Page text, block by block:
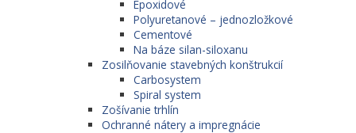
Epoxidové
Polyuretanové – jednozložkové
Cementové
Na báze silan-siloxanu
Zosilňovanie stavebných konštrukcií
Carbosystem
Spiral system
Zošívanie trhlín
Ochranné nátery a impregnácie